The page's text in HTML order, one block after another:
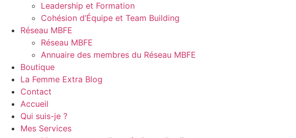
Leadership et Formation
Cohésion d’Équipe et Team Building
Réseau MBFE
Réseau MBFE
Annuaire des membres du Réseau MBFE
Boutique
La Femme Extra Blog
Contact
Accueil
Qui suis-je ?
Mes Services